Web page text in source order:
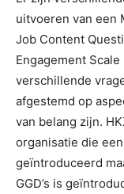
uitvoeren van een
Job Content
Engagement
verschillende
afgestemd op
van belang zijn.
organisatie die
geïntroduceerd
GGD’s is